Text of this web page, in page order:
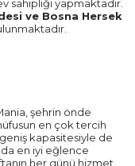
sahipliği yapmaktadır.
ve Bosna Hersek
şehrin önde
en çok tercih
kapasitesiyle de
en iyi eğlence
her günü hizmet